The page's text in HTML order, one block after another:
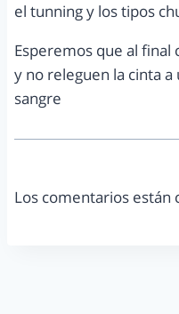
el tunning y los tipos
Esperemos que al final
y no releguen la cinta
sangre
Los comentarios están